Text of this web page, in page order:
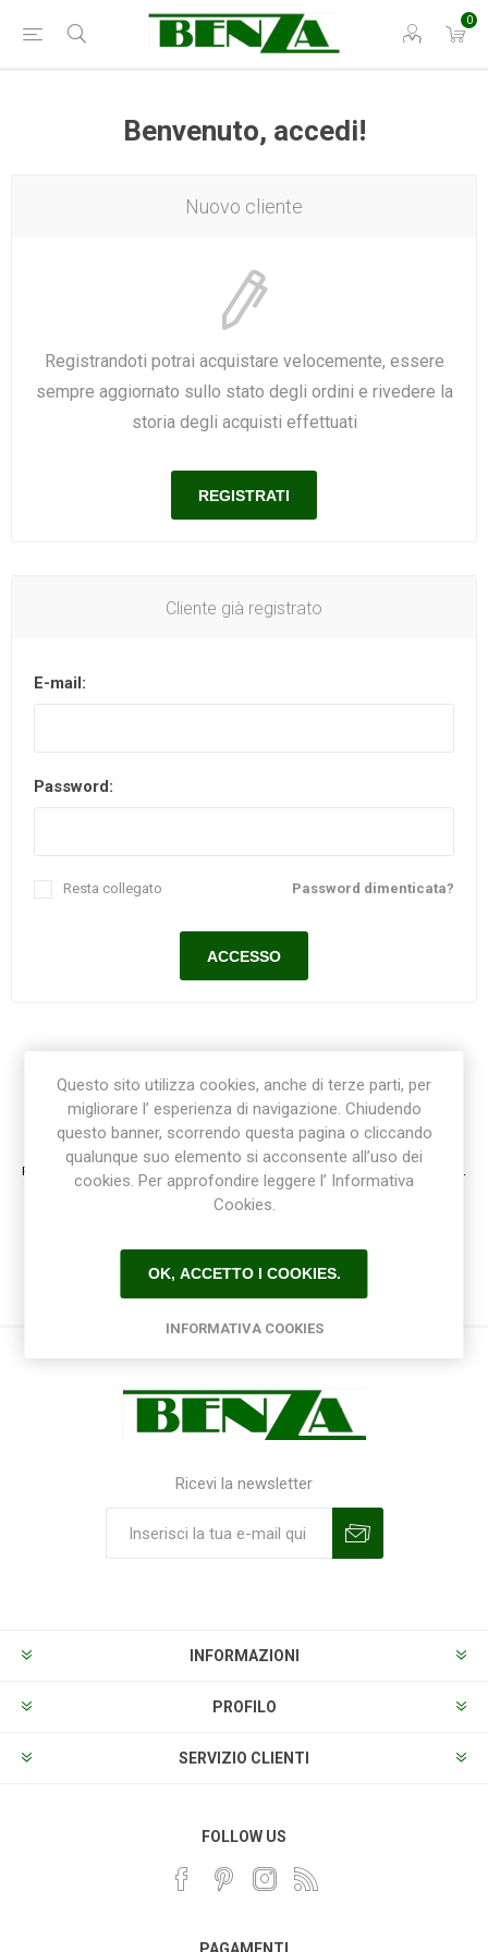
0
Benvenuto, accedi!
Nuovo cliente
Registrandoti potrai acquistare velocemente, essere
sempre aggiornato sullo stato degli ordini e rivedere la
storia degli acquisti effettuati
Cliente già registrato
E-mail:
Password:
Password dimenticata?
Resta collegato
Registrazione / Login
Registrati e accedi al sito per ottenere l'esperienza migliore e ottenere tutti i vantaggi.
Ricevi la newsletter
INFORMAZIONI
PROFILO
SERVIZIO CLIENTI
FOLLOW US
Questo sito utilizza cookies, anche di terze parti, per
migliorare l’ esperienza di navigazione. Chiudendo
questo banner, scorrendo questa pagina o cliccando
qualunque suo elemento si acconsente all’uso dei
cookies. Per approfondire leggere l’ Informativa
Cookies.
OK, ACCETTO I COOKIES.
INFORMATIVA COOKIES